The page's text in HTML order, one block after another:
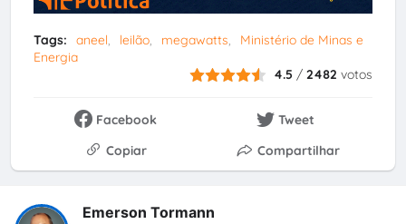
Tags: aneel leilão megawatts
Ministério de Minas e
Energia
4.5 /2482 votos
Facebook
Tweet
Copiar
Compartilhar
Emerson Tormann